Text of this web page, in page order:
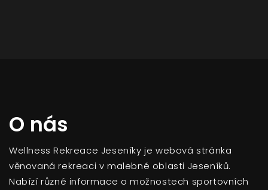
O nás
Wellness Rekreace Jeseníky je webová stránka
věnovaná rekreaci v malebné oblasti Jeseníků.
Nabízí různé informace o možnostech sportovních